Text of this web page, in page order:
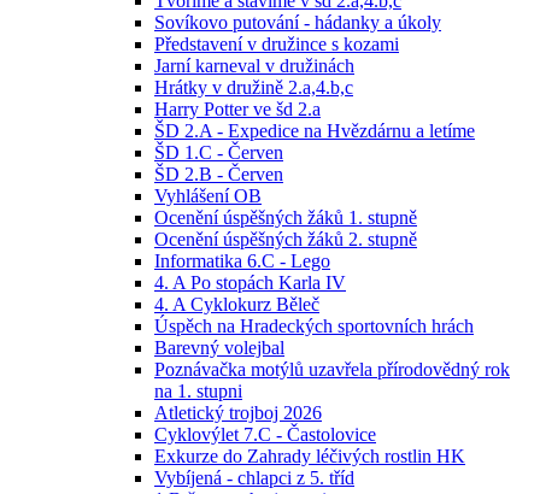
Sovíkovo putování - hádanky a úkoly
Představení v družince s kozami
Jarní karneval v družinách
Hrátky v družině 2.a,4.b,c
Harry Potter ve šd 2.a
ŠD 2.A - Expedice na Hvězdárnu a letíme
ŠD 1.C - Červen
ŠD 2.B - Červen
Vyhlášení OB
Ocenění úspěšných žáků 1. stupně
Ocenění úspěšných žáků 2. stupně
Informatika 6.C - Lego
4. A Po stopách Karla IV
4. A Cyklokurz Běleč
Úspěch na Hradeckých sportovních hrách
Barevný volejbal
Poznávačka motýlů uzavřela přírodovědný rok
na 1. stupni
Atletický trojboj 2026
Cyklovýlet 7.C - Častolovice
Exkurze do Zahrady léčivých rostlin HK
Vybíjená - chlapci z 5. tříd